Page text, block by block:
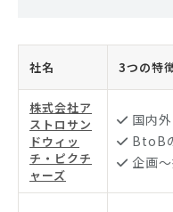
社名 3つの特
株式会社ア
ストロサン
ドウィッ
チ・ピクチ
ャーズ
国内
BtoB
企画